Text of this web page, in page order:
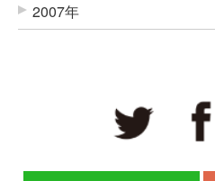
2007年